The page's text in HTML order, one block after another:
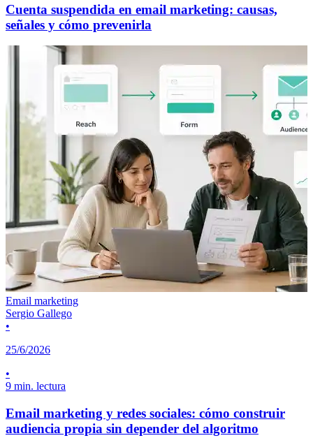
Cuenta suspendida en email marketing: causas,
señales y cómo prevenirla
Email marketing
Sergio Gallego
•
25/6/2026
•
9 min. lectura
Email marketing y redes sociales: cómo construir
audiencia propia sin depender del algoritmo